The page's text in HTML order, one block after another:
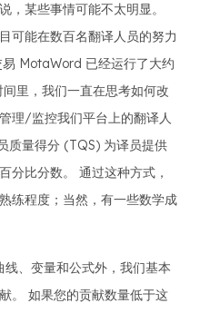
，某些事情可能不太明显。
可能在数百名翻译人员的努力
MotaWord 已经运行了大约
里，我们一直在思考如何改
理/监控我们平台上的翻译人
量得分 (TQS) 为译员提供
分比分数。 通过这种方式，
练程度；当然，有一些数学成
、变量和公式外，我们基本
。 如果您的贡献数量低于这